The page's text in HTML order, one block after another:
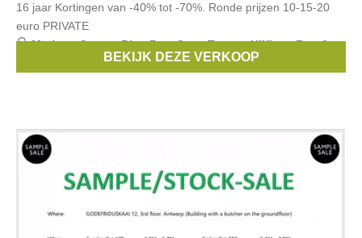
16 jaar Kortingen van -40% tot -70%. Ronde prijzen 10-15-20
euro PRIVATE
Merken:Guess,Blue Bay,Cars,Tommy Hilfiger,Fun &
BEKIJK DEZE VERKOOP